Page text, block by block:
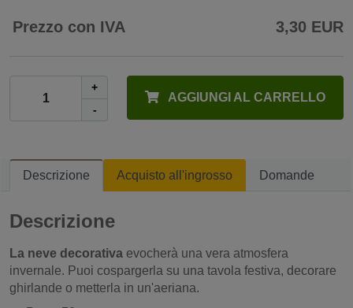
Prezzo con IVA 3,30 EUR
+
-
AGGIUNGI AL CARRELLO
Descrizione Acquisto all'ingrosso Domande
Descrizione
La neve decorativa evocherà una vera atmosfera
invernale. Puoi cospargerla su una tavola festiva, decorare
ghirlande o metterla in un'aeriana.